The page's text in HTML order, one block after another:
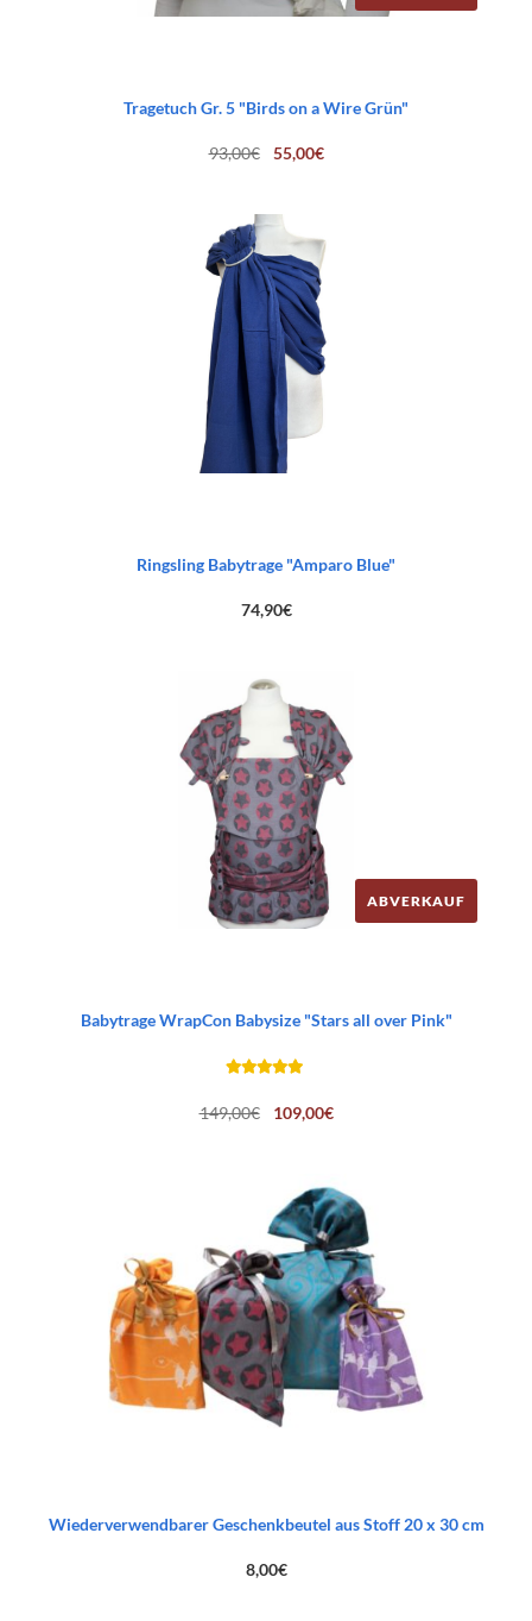
Tragetuch Gr. 5 "Birds on a Wire Grün"
93,00€
Ursprünglicher
55,00€Aktueller
Ringsling Babytrage "Amparo Blue"
74,90€
ABVERKAUF
Babytrage WrapCon Babysize "Stars all over Pink"
149,00€
Ursprünglicher
Preis
109,00€Aktueller
Wiederverwendbarer Geschenkbeutel aus Stoff 20 x 30 cm
8,00€